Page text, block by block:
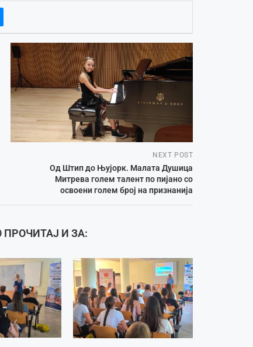
NEXT POST
Од Штип до Њујорк. Малата Душица
Митрева голем талент по пијано со
освоени голем број на признанија
И ЗА: